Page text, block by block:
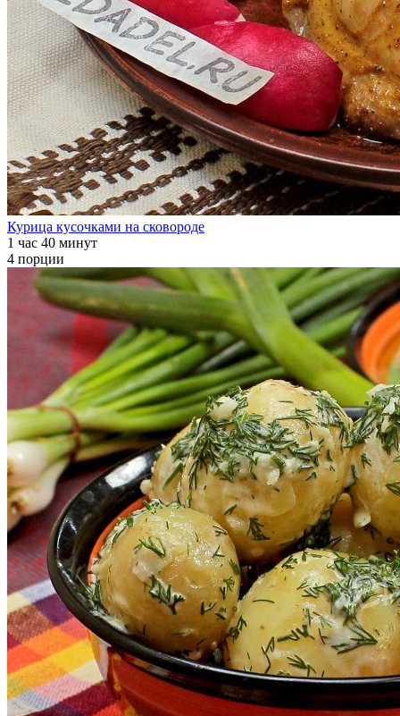
Курица кусочками на сковороде
1 час 40 минут
4 порции